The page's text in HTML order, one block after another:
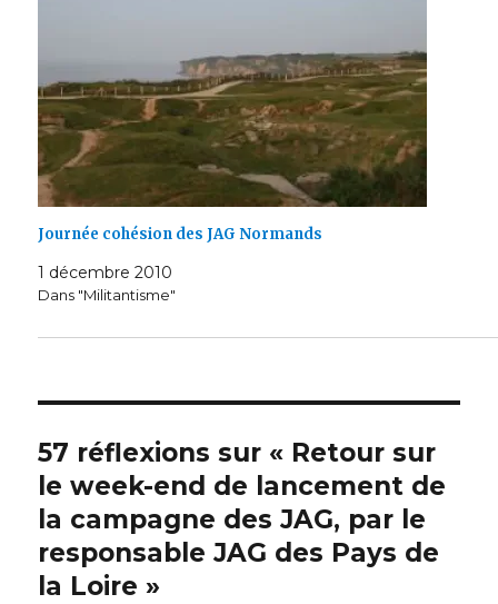
Journée cohésion des JAG Normands
1 décembre 2010
Dans "Militantisme"
57 réflexions sur « Retour sur
le week-end de lancement de
la campagne des JAG, par le
responsable JAG des Pays de
la Loire »